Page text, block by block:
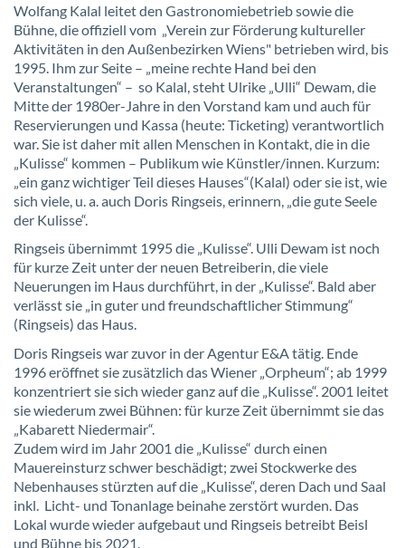
Wolfang Kalal leitet den Gastronomiebetrieb sowie die
Bühne, die offiziell vom „Verein zur Förderung kultureller
Aktivitäten in den Außenbezirken Wiens" betrieben wird, bis
1995. Ihm zur Seite – „meine rechte Hand bei den
Veranstaltungen“ – so Kalal, steht Ulrike „Ulli“ Dewam, die
Mitte der 1980er-Jahre in den Vorstand kam und auch für
Reservierungen und Kassa (heute: Ticketing) verantwortlich
war. Sie ist daher mit allen Menschen in Kontakt, die in die
„Kulisse“ kommen – Publikum wie Künstler/innen. Kurzum:
„ein ganz wichtiger Teil dieses Hauses“(Kalal) oder sie ist, wie
sich viele, u. a. auch Doris Ringseis, erinnern, „die gute Seele
der Kulisse“.
Ringseis übernimmt 1995 die „Kulisse“. Ulli Dewam ist noch
für kurze Zeit unter der neuen Betreiberin, die viele
Neuerungen im Haus durchführt, in der „Kulisse“. Bald aber
verlässt sie „in guter und freundschaftlicher Stimmung“
(Ringseis) das Haus.
Doris Ringseis war zuvor in der Agentur E&A tätig. Ende
1996 eröffnet sie zusätzlich das Wiener „Orpheum“; ab 1999
konzentriert sie sich wieder ganz auf die „Kulisse“. 2001 leitet
sie wiederum zwei Bühnen: für kurze Zeit übernimmt sie das
„Kabarett Niedermair“.
Zudem wird im Jahr 2001 die „Kulisse“ durch einen
Mauereinsturz schwer beschädigt; zwei Stockwerke des
Nebenhauses stürzten auf die „Kulisse“, deren Dach und Saal
inkl. Licht- und Tonanlage beinahe zerstört wurden. Das
Lokal wurde wieder aufgebaut und Ringseis betreibt Beisl
und Bühne bis 2021.